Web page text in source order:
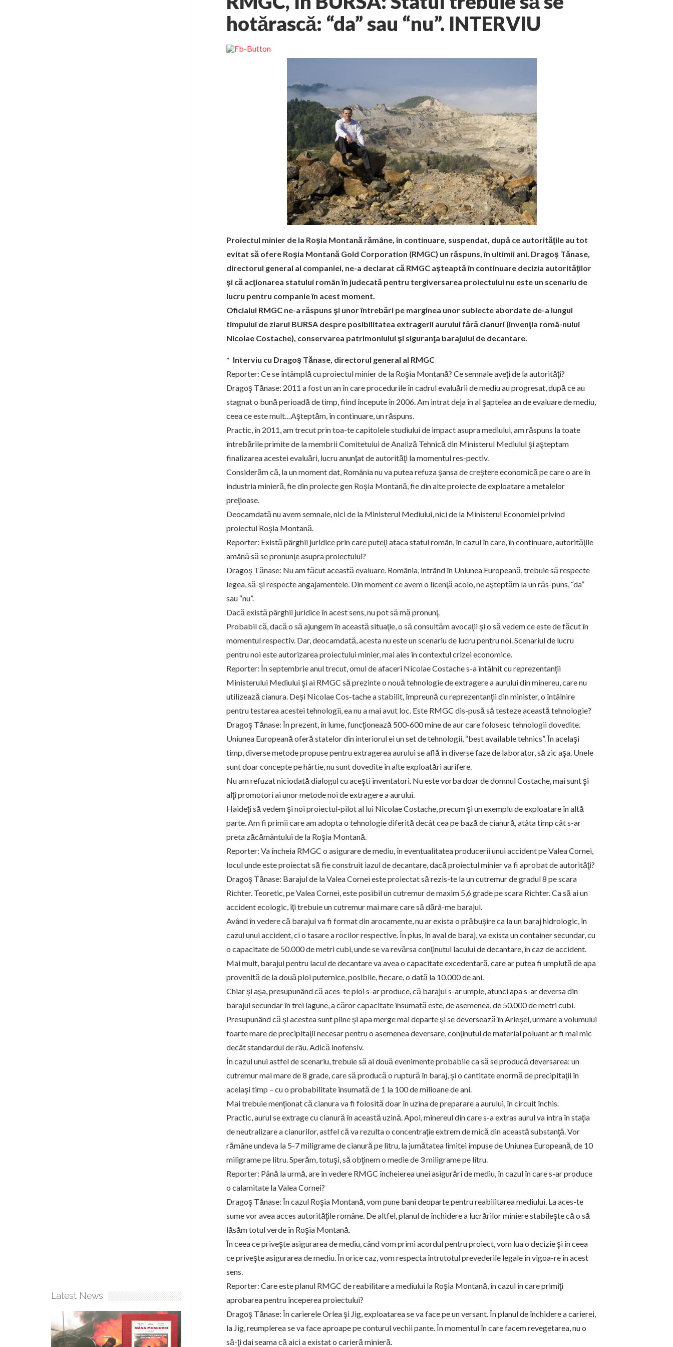
hotărască: “da” sau “nu”. INTERVIU
Proiectul minier de la Roşia Montană rămâne, în continuare, suspendat, după ce autorităţile au tot
evitat să ofere Roşia Montană Gold Corporation (RMGC) un răspuns, în ultimii ani. Dragoş Tănase,
directorul general al companiei, ne-a declarat că RMGC aşteaptă în continuare decizia autorităţilor
şi că acţionarea statului român în judecată pentru tergiversarea proiectului nu este un scenariu de
lucru pentru companie în acest moment.
Oficialul RMGC ne-a răspuns şi unor întrebări pe marginea unor subiecte abordate de-a lungul
timpului de ziarul BURSA despre posibilitatea extragerii aurului fără cianuri (invenţia româ-nului
Nicolae Costache), conservarea patrimoniului şi siguranţa barajului de decantare.
* Interviu cu Dragoş Tănase, directorul general al RMGC
Reporter: Ce se întâmplă cu proiectul minier de la Roşia Montană? Ce semnale aveţi de la autorităţi?
Dragoş Tănase: 2011 a fost un an în care procedurile în cadrul evaluării de mediu au progresat, după ce au
stagnat o bună perioadă de timp, fiind începute în 2006. Am intrat deja în al şaptelea an de evaluare de mediu,
ceea ce este mult…Aşteptăm, în continuare, un răspuns.
Practic, în 2011, am trecut prin toa-te capitolele studiului de impact asupra mediului, am răspuns la toate
întrebările primite de la membrii Comitetului de Analiză Tehnică din Ministerul Mediului şi aşteptam
finalizarea acestei evaluări, lucru anunţat de autorităţi la momentul res-pectiv.
Considerăm că, la un moment dat, România nu va putea refuza şansa de creştere economică pe care o are în
industria minieră, fie din proiecte gen Roşia Montană, fie din alte proiecte de exploatare a metalelor
preţioase.
Deocamdată nu avem semnale, nici de la Ministerul Mediului, nici de la Ministerul Economiei privind
proiectul Roşia Montană.
Reporter: Există pârghii juridice prin care puteţi ataca statul român, în cazul în care, în continuare, autorităţile
amână să se pronunţe asupra proiectului?
Dragoş Tănase: Nu am făcut această evaluare. România, intrând în Uniunea Europeană, trebuie să respecte
legea, să-şi respecte angajamentele. Din moment ce avem o licenţă acolo, ne aşteptăm la un răs-puns, “da”
sau “nu”.
Dacă există pârghii juridice în acest sens, nu pot să mă pronunţ.
Probabil că, dacă o să ajungem în această situaţie, o să consultăm avocaţii şi o să vedem ce este de făcut în
momentul respectiv. Dar, deocamdată, acesta nu este un scenariu de lucru pentru noi. Scenariul de lucru
pentru noi este autorizarea proiectului minier, mai ales în contextul crizei economice.
Reporter: În septembrie anul trecut, omul de afaceri Nicolae Costache s-a întâlnit cu reprezentanţii
Ministerului Mediului şi ai RMGC să prezinte o nouă tehnologie de extragere a aurului din minereu, care nu
utilizează cianura. Deşi Nicolae Cos-tache a stabilit, împreună cu reprezentanţii din minister, o întâlnire
pentru testarea acestei tehnologii, ea nu a mai avut loc. Este RMGC dis-pusă să testeze această tehnologie?
Dragoş Tănase: În prezent, în lume, funcţionează 500-600 mine de aur care folosesc tehnologii dovedite.
Uniunea Europeană oferă statelor din interiorul ei un set de tehnologii, “best available tehnics”. În acelaşi
timp, diverse metode propuse pentru extragerea aurului se află în diverse faze de laborator, să zic aşa. Unele
sunt doar concepte pe hârtie, nu sunt dovedite în alte exploatări aurifere.
Nu am refuzat niciodată dialogul cu aceşti inventatori. Nu este vorba doar de domnul Costache, mai sunt şi
alţi promotori ai unor metode noi de extragere a aurului.
Haideţi să vedem şi noi proiectul-pilot al lui Nicolae Costache, precum şi un exemplu de exploatare în altă
parte. Am fi primii care am adopta o tehnologie diferită decât cea pe bază de cianură, atâta timp cât s-ar
preta zăcământului de la Roşia Montană.
Reporter: Va încheia RMGC o asigurare de mediu, în eventualitatea producerii unui accident pe Valea Cornei,
locul unde este proiectat să fie construit iazul de decantare, dacă proiectul minier va fi aprobat de autorităţi?
Dragoş Tănase: Barajul de la Valea Cornei este proiectat să rezis-te la un cutremur de gradul 8 pe scara
Richter. Teoretic, pe Valea Cornei, este posibil un cutremur de maxim 5,6 grade pe scara Richter. Ca să ai un
accident ecologic, îţi trebuie un cutremur mai mare care să dărâ-me barajul.
Având în vedere că barajul va fi format din arocamente, nu ar exista o prăbuşire ca la un baraj hidrologic, în
cazul unui accident, ci o tasare a rocilor respective. În plus, în aval de baraj, va exista un container secundar, cu
o capacitate de 50.000 de metri cubi, unde se va revărsa conţinutul lacului de decantare, în caz de accident.
Mai mult, barajul pentru lacul de decantare va avea o capacitate excedentară, care ar putea fi umplută de apa
provenită de la două ploi puternice, posibile, fiecare, o dată la 10.000 de ani.
Chiar şi aşa, presupunând că aces-te ploi s-ar produce, că barajul s-ar umple, atunci apa s-ar deversa din
barajul secundar în trei lagune, a căror capacitate însumată este, de asemenea, de 50.000 de metri cubi.
Presupunând că şi acestea sunt pline şi apa merge mai departe şi se deversează în Arieşel, urmare a volumului
foarte mare de precipitaţii necesar pentru o asemenea deversare, conţinutul de material poluant ar fi mai mic
decât standardul de râu. Adică inofensiv.
În cazul unui astfel de scenariu, trebuie să ai două evenimente probabile ca să se producă deversarea: un
cutremur mai mare de 8 grade, care să producă o ruptură în baraj, şi o cantitate enormă de precipitaţii în
acelaşi timp – cu o probabilitate însumată de 1 la 100 de milioane de ani.
Mai trebuie menţionat că cianura va fi folosită doar în uzina de preparare a aurului, în circuit închis.
Practic, aurul se extrage cu cianură în această uzină. Apoi, minereul din care s-a extras aurul va intra în staţia
de neutralizare a cianurilor, astfel că va rezulta o concentraţie extrem de mică din această substanţă. Vor
rămâne undeva la 5-7 miligrame de cianură pe litru, la jumătatea limitei impuse de Uniunea Europeană, de 10
miligrame pe litru. Sperăm, totuşi, să obţinem o medie de 3 miligrame pe litru.
Reporter: Până la urmă, are în vedere RMGC încheierea unei asigurări de mediu, în cazul în care s-ar produce
o calamitate la Valea Cornei?
Dragoş Tănase: În cazul Roşia Montană, vom pune bani deoparte pentru reabilitarea mediului. La aces-te
sume vor avea acces autorităţile române. De altfel, planul de închidere a lucrărilor miniere stabileşte că o să
lăsăm totul verde în Roşia Montană.
În ceea ce priveşte asigurarea de mediu, când vom primi acordul pentru proiect, vom lua o decizie şi în ceea
ce priveşte asigurarea de mediu. În orice caz, vom respecta întrutotul prevederile legale în vigoa-re în acest
sens.
Reporter: Care este planul RMGC de reabilitare a mediului la Roşia Montană, în cazul în care primiţi
aprobarea pentru începerea proiectului?
Dragoş Tănase: În carierele Orlea şi Jig, exploatarea se va face pe un versant. În planul de închidere a carierei,
la Jig, reumplerea se va face aproape pe conturul vechii pante. În momentul în care facem revegetarea, nu o
să-ţi dai seama că aici a existat o carieră minieră.
Latest News